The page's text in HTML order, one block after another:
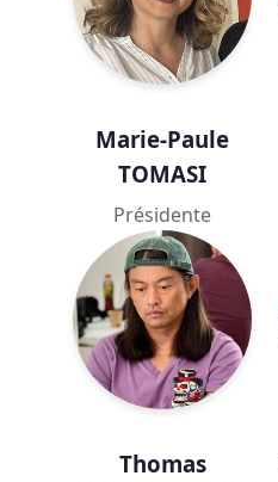
Marie-Paule
TOMASI
Présidente
Thomas